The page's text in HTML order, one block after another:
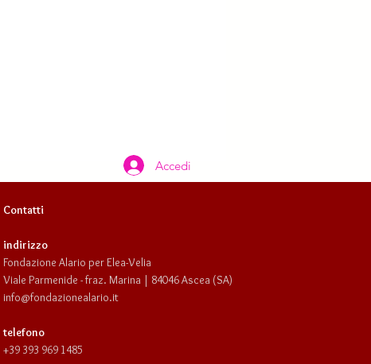
Accedi
Contatti
indirizzo
Fondazione Alario per Elea-Velia
Viale Parmenide - fraz. Marina | 84046 Ascea (SA)
info@fondazionealario.it
telefono
+39 393 969 1485